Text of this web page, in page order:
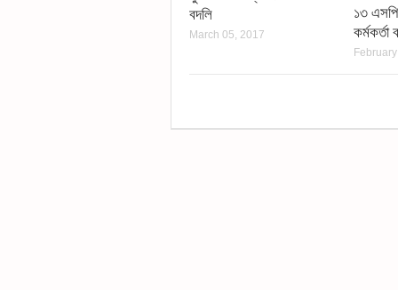
বদলি
March 05, 2017
১৩
কর্মকর্তা